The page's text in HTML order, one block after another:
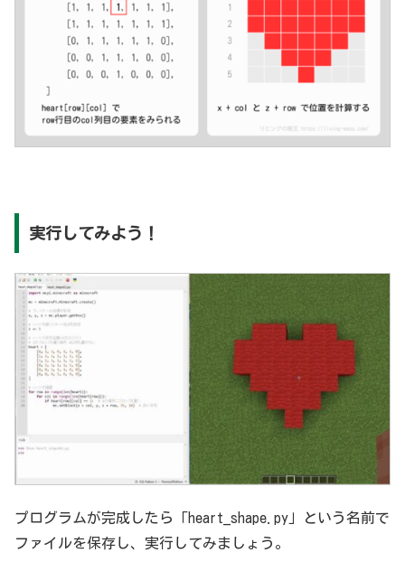
実行してみよう！
プログラムが完成したら「heart_shape.py」という名前で
ファイルを保存し、実行してみましょう。